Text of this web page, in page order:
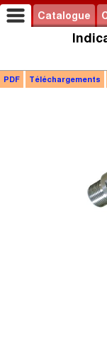
Catalogue
PDF Téléchargements